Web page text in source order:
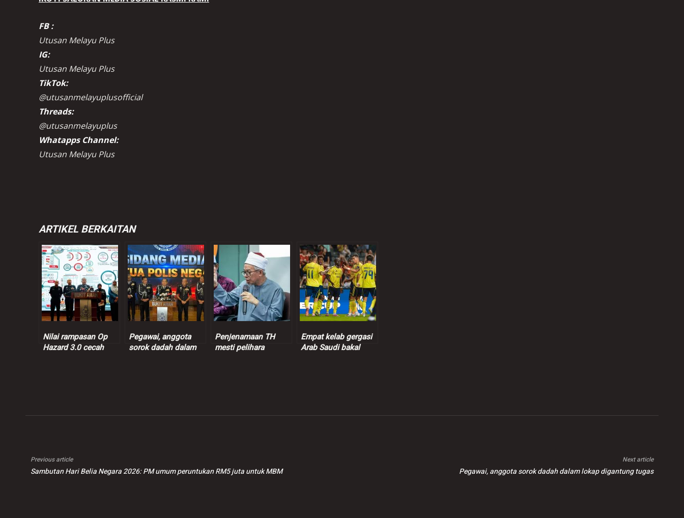
FB :
Utusan Melayu Plus
IG:
Utusan Melayu Plus
TikTok:
@utusanmelayuplusofficial
Threads:
@utusanmelayuplus
Whatapps Channel:
Utusan Melayu Plus
ARTIKEL BERKAITAN
Nilai rampasan Op
Hazard 3.0 cecah
Pegawai, anggota
sorok dadah dalam
Penjenamaan TH
mesti pelihara
Empat kelab gergasi
Arab Saudi bakal
Previous article
Sambutan Hari Belia Negara 2026: PM umum peruntukan RM5 juta untuk MBM
Next article
Pegawai, anggota sorok dadah dalam lokap digantung tugas